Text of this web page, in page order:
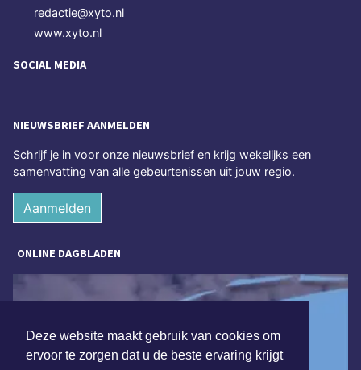
Deze website maakt gebruik van cookies om
ervoor te zorgen dat u de beste ervaring krijgt
redactie@xyto.nl
www.xyto.nl
SOCIAL MEDIA
NIEUWSBRIEF AANMELDEN
Schrijf je in voor onze nieuwsbrief en krijg wekelijks een
samenvatting van alle gebeurtenissen uit jouw regio.
Aanmelden
ONLINE DAGBLADEN